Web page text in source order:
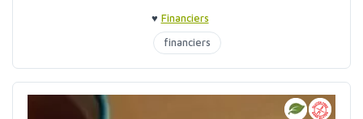
♥ Financiers
financiers